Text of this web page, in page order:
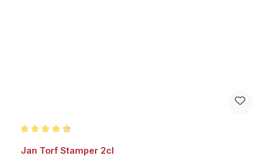
Jan Torf Stamper 2cl